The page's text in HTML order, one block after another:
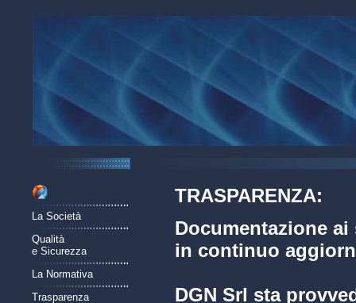
La Società
Qualità
e Sicurezza
La Normativa
Trasparenza
TRASPARENZA:
Documentazione ai
in continuo
DGN Srl sta